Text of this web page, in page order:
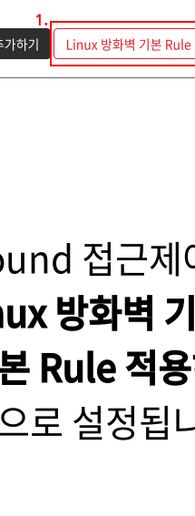
접근제
방화벽
Rule 적
로 설정